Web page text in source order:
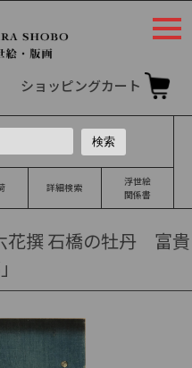
ショッピングカート
詳細検索
浮世絵
関係書
花撰 石橋の牡丹 富貴